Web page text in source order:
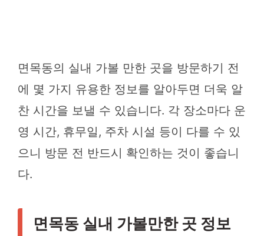
면목동의 실내 가볼 만한 곳을 방문하기 전
에 몇 가지 유용한 정보를 알아두면 더욱 알
찬 시간을 보낼 수 있습니다. 각 장소마다 운
영 시간, 휴무일, 주차 시설 등이 다를 수 있
으니 방문 전 반드시 확인하는 것이 좋습니
다.
면목동 실내 가볼만한 곳 정보